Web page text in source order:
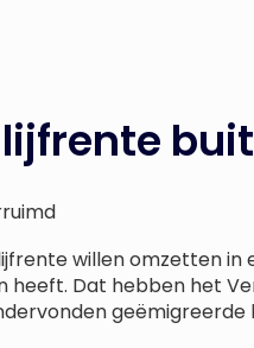
willen omzetten
Dat hebben het